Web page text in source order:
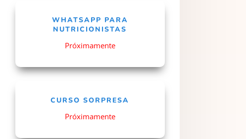
WHATSAPP PARA
NUTRICIONISTAS
Próximamente
CURSO SORPRESA
Próximamente